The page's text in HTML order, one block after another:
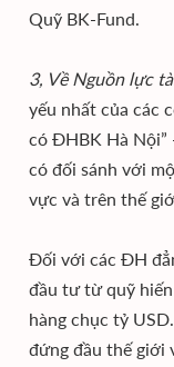
Quỹ BK-Fund.
3, Về Nguồn lực
yếu nhất của các
có ĐHBK Hà Nội”
có đối sánh với
vực và trên thế
Đối với các ĐH
đầu tư từ quỹ
hàng chục tỷ
đứng đầu thế giới